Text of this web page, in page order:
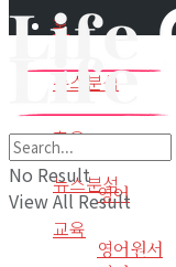
홈
뉴스분석
교육
영어
영어원서
홈
뉴스분석
교육
No Result
View All Result